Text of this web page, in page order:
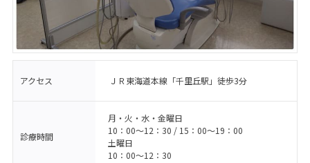
アクセス ＪＲ東海道本線「千里丘駅」徒歩3分
診療時間
月・火・水・金曜日
10：00〜12：30 / 15：00〜19：00
土曜日
10：00〜12：30